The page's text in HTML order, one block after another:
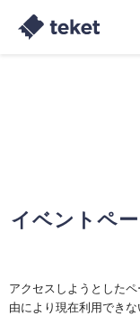
イベントペ
アクセスしようとした
由により現在利用でき